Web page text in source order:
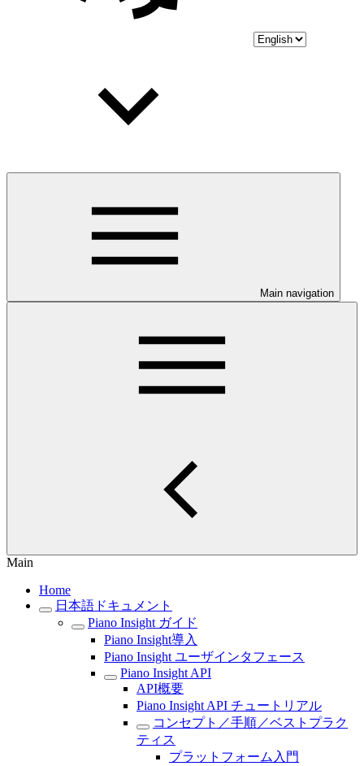
Main navigation
Main
Home
日本語ドキュメント
Piano Insight ガイド
Piano Insight導入
Piano Insight ユーザインタフェース
Piano Insight API
API概要
Piano Insight API チュートリアル
コンセプト／手順／ベストプラク
ティス
プラットフォーム入門